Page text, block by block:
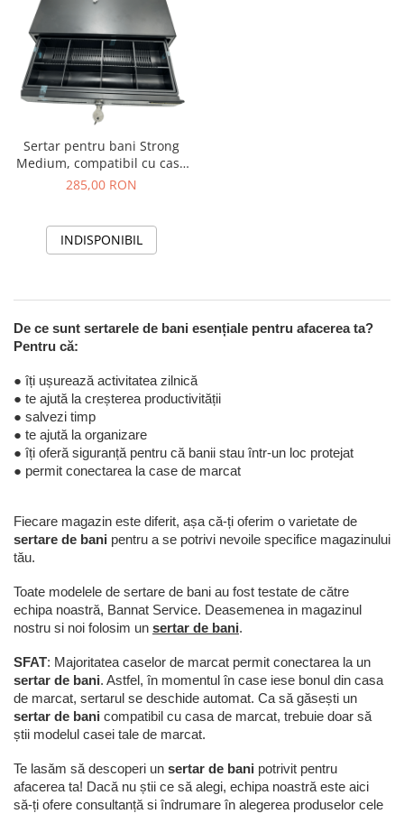
Sertar pentru bani Strong
Medium, compatibil cu case
de marcat, negru
285,00 RON
INDISPONIBIL
De ce sunt sertarele de bani esențiale pentru afacerea ta?
Pentru că:
● îți ușurează activitatea zilnică
● te ajută la creșterea productivității
● salvezi timp
● te ajută la organizare
● îți oferă siguranță pentru că banii stau într-un loc protejat
● permit conectarea la case de marcat
Fiecare magazin este diferit, așa că-ți oferim o varietate de
sertare de bani pentru a se potrivi nevoile specifice magazinului
tău.
Toate modelele de sertare de bani au fost testate de către
echipa noastră, Bannat Service. Deasemenea in magazinul
nostru si noi folosim un sertar de bani.
SFAT: Majoritatea caselor de marcat permit conectarea la un
sertar de bani. Astfel, în momentul în case iese bonul din casa
de marcat, sertarul se deschide automat. Ca să găsești un
sertar de bani compatibil cu casa de marcat, trebuie doar să
știi modelul casei tale de marcat.
Te lasăm să descoperi un sertar de bani potrivit pentru
afacerea ta! Dacă nu știi ce să alegi, echipa noastră este aici
să-ți ofere consultanță si îndrumare în alegerea produselor cele